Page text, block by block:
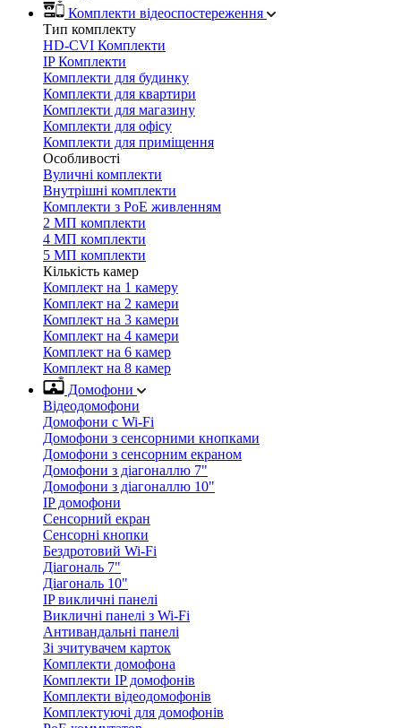
Комплекти відеоспостереження
Тип комплекту
HD-CVI Комплекти
IP Комплекти
Комплекти для будинку
Комплекти для квартири
Комплекти для магазину
Комплекти для офісу
Комплекти для приміщення
Особливості
Вуличні комплекти
Внутрішні комплекти
Комплекти з PoE живленням
2 МП комплекти
4 МП комплекти
5 МП комплекти
Кількість камер
Комплект на 1 камеру
Комплект на 2 камери
Комплект на 3 камери
Комплект на 4 камери
Комплект на 6 камер
Комплект на 8 камер
Домофони
Відеодомофони
Домофони с Wi-Fi
Домофони з сенсорними кнопками
Домофони з сенсорним екраном
Домофони з діагоналлю 7"
Домофони з діагоналлю 10"
IP домофони
Сенсорний екран
Сенсорні кнопки
Бездротовий Wi-Fi
Діагональ 7"
Діагональ 10"
IP викличні панелі
Викличні панелі з Wi-Fi
Антивандальні панелі
Зі зчитувачем карток
Комплекти домофона
Комплекти IP домофонів
Комплекти відеодомофонів
Комплектуючі для домофонів